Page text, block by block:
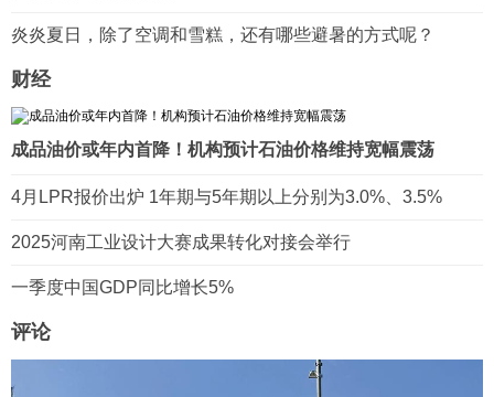
炎炎夏日，除了空调和雪糕，还有哪些避暑的方式呢？
财经
成品油价或年内首降！机构预计石油价格维持宽幅震荡
4月LPR报价出炉 1年期与5年期以上分别为3.0%、3.5%
2025河南工业设计大赛成果转化对接会举行
一季度中国GDP同比增长5%
评论